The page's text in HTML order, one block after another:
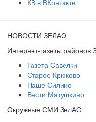
КВ в ВКонтакте
НОВОСТИ ЗЕЛАО
Интернет-газеты районов
Газета Савелки
Старое Крюково
Наше Силино
Вести Матушкино
Окружные СМИ ЗелАО